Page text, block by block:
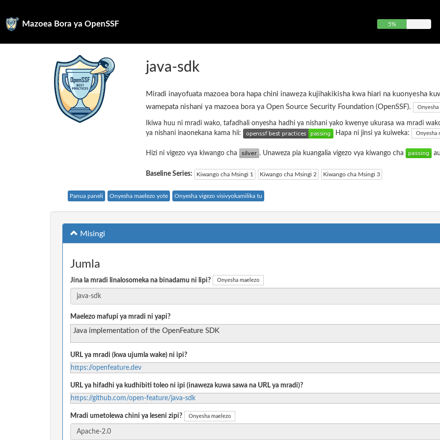
Mazoea Bora ya OpenSSF 5%
java-sdk
Miradi inayofuata mazoea bora hapa chini inaweza kujihakikisha kwa hiari na kuonyesha
wamepata nishani ya mazoea bora ya Open Source Security Foundation (OpenSSF).
Onyesha
Ikiwa huu ni mradi wako, tafadhali onyesha hadhi ya nishani yako kwenye ukurasa wa mradi
ya nishani inaonekana kama hii:
Hapa ni jinsi ya kuiweka: Onyesha
Hizi ni vigezo vya kiwango cha . Unaweza pia kuangalia vigezo vya kiwango cha au
Baseline Series: Kiwango cha Msingi 1 Kiwango cha Msingi 2 Kiwango cha Msingi 3
Panua paneli Onyesha maelezo yote Onyesha vigezo visivyokamilika tu
Misingi
Jumla
Jina la mradi linalosomeka na binadamu ni lipi? Onyesha maelezo
Maelezo mafupi ya mradi ni yapi?
Java implementation of the OpenFeature SDK
URL ya mradi (kwa ujumla wake) ni ipi?
https://openfeature.dev
URL ya hifadhi ya kudhibiti toleo ni ipi (inaweza kuwa sawa na URL ya mradi)?
https://github.com/open-feature/java-sdk
Mradi umetolewa chini ya leseni zipi? Onyesha maelezo